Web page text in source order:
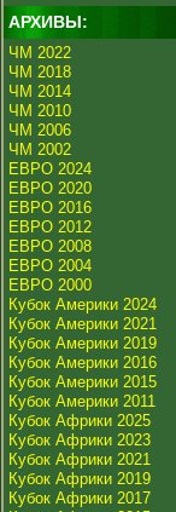
АРХИВЫ:
ЧМ 2022
ЧМ 2018
ЧМ 2014
ЧМ 2010
ЧМ 2006
ЧМ 2002
ЕВРО 2024
ЕВРО 2020
ЕВРО 2016
ЕВРО 2012
ЕВРО 2008
ЕВРО 2004
ЕВРО 2000
Кубок Америки 2024
Кубок Америки 2021
Кубок Америки 2019
Кубок Америки 2016
Кубок Америки 2015
Кубок Америки 2011
Кубок Африки 2025
Кубок Африки 2023
Кубок Африки 2021
Кубок Африки 2019
Кубок Африки 2017